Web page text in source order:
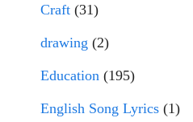
Craft (31)
drawing (2)
Education (195)
English Song Lyrics (1)